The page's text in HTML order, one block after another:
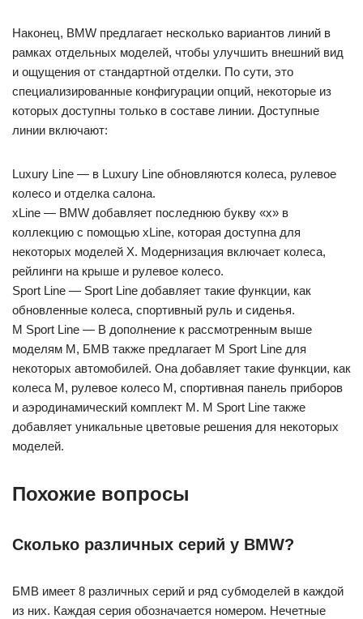
Наконец, BMW предлагает несколько вариантов линий в
рамках отдельных моделей, чтобы улучшить внешний вид
и ощущения от стандартной отделки. По сути, это
специализированные конфигурации опций, некоторые из
которых доступны только в составе линии. Доступные
линии включают:
Luxury Line — в Luxury Line обновляются колеса, рулевое
колесо и отделка салона.
xLine — BMW добавляет последнюю букву «x» в
коллекцию с помощью xLine, которая доступна для
некоторых моделей X. Модернизация включает колеса,
рейлинги на крыше и рулевое колесо.
Sport Line — Sport Line добавляет такие функции, как
обновленные колеса, спортивный руль и сиденья.
M Sport Line — В дополнение к рассмотренным выше
моделям M, БМВ также предлагает M Sport Line для
некоторых автомобилей. Она добавляет такие функции, как
колеса M, рулевое колесо M, спортивная панель приборов
и аэродинамический комплект M. M Sport Line также
добавляет уникальные цветовые решения для некоторых
моделей.
Похожие вопросы
Сколько различных серий у BMW?
БМВ имеет 8 различных серий и ряд субмоделей в каждой
из них. Каждая серия обозначается номером. Нечетные